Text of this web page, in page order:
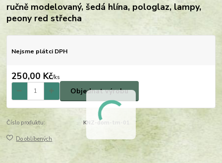
ručně modelovaný, šedá hlína, pologlaz, lampy,
peony red střecha
Nejsme plátci DPH
250,00 Kč/ks
Objednat výrobu
Číslo produktu: KNZ-dom-tm-01
Do oblíbených